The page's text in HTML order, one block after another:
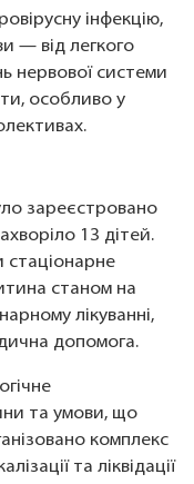
інфекцію,
— від легкого
нервової системи
особливо у
зареєстровано
13 дітей.
стаціонарне
станом на
лікуванні,
допомога.
та умови, що
комплекс
та ліквідації